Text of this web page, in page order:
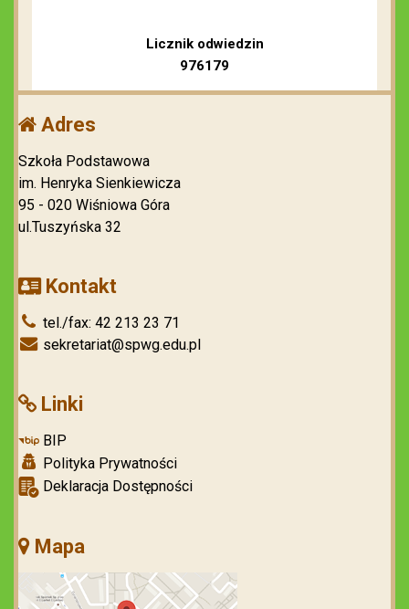
Licznik odwiedzin
976179
Adres
Szkoła Podstawowa
im. Henryka Sienkiewicza
95 - 020 Wiśniowa Góra
ul.Tuszyńska 32
Kontakt
tel./fax: 42 213 23 71
sekretariat@spwg.edu.pl
Linki
BIP
Polityka Prywatności
Deklaracja Dostępności
Mapa